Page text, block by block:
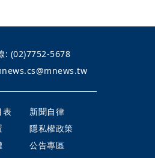
: (02)7752-5678
表
新聞自律
隱私權政策
公告專區